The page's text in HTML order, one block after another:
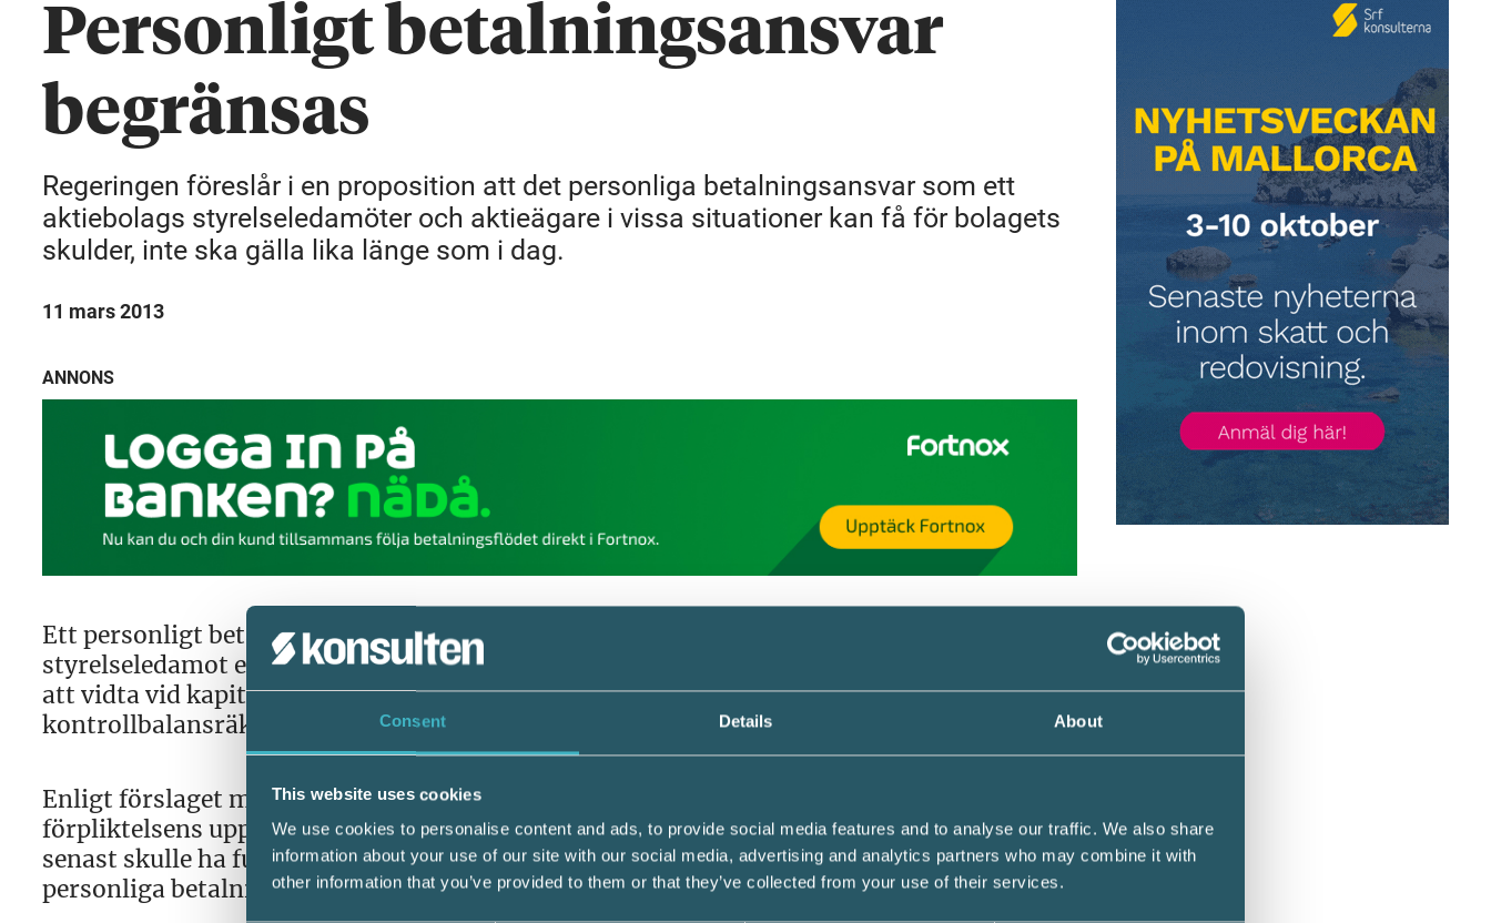
Consent Details About
This website uses cookies
We use cookies to personalise content and ads, to provide social media features and to analyse our traffic. We also share
information about your use of our site with our social media, advertising and analytics partners who may combine it with
other information that you’ve provided to them or that they’ve collected from your use of their services.
Personligt betalningsansvar
begränsas
Regeringen föreslår i en proposition att det personliga betalningsansvar som ett
aktiebolags styrelseledamöter och aktieägare i vissa situationer kan få för bolagets
skulder, inte ska gälla lika länge som i dag.
11 mars 2013
ANNONS
Ett personligt betalningsansvar för bolagets skulder kan komma i fråga för en
styrelseledamot eller aktieägare som inte vidtar de åtgärder som han eller hon är skyldig
att vidta vid kapitalbrist i bolaget. Bland annat ska det upprättas en
kontrollbalansräkning.
Enligt förslaget måste talan om personligt betalningsansvar väckas inom tre år från
förpliktelsens uppkomst, men får alltid väckas inom ett år från det att förpliktelsen
senast skulle ha fullgjorts. Om talan inte väcks inom dessa tidsfrister, upphör det
personliga betalningsansvaret för förpliktelsen.